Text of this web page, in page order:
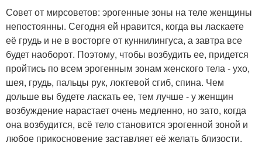
Совет от мирсоветов: эрогенные зоны на теле женщины
непостоянны. Сегодня ей нравится, когда вы ласкаете
её грудь и не в восторге от куннилингуса, а завтра все
будет наоборот. Поэтому, чтобы возбудить ее, придется
пройтись по всем эрогенным зонам женского тела - ухо,
шея, грудь, пальцы рук, локтевой сгиб, спина. Чем
дольше вы будете ласкать ее, тем лучше - у женщин
возбуждение нарастает очень медленно, но зато, когда
она возбудится, всё тело становится эрогенной зоной и
любое прикосновение заставляет её желать близости.